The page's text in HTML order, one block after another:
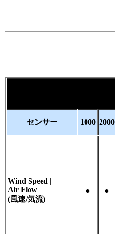
センサー 1000 2000
Wind Speed |
Air Flow
(風速/気流)
● ●